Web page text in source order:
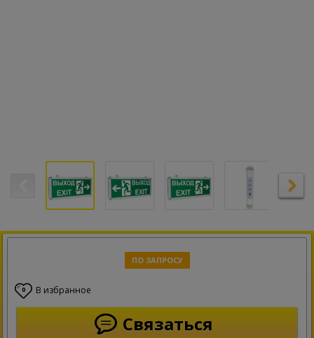
ПО ЗАПРОСУ
0 В избранное
Связаться